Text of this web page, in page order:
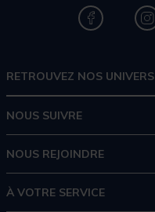
RETROUVEZ NOS UNIVERS
NOUS SUIVRE
NOUS REJOINDRE
À VOTRE SERVICE